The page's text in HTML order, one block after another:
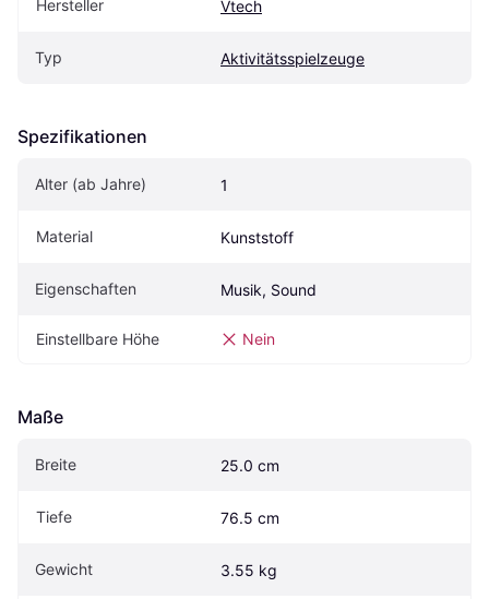
Hersteller Vtech
Typ Aktivitätsspielzeuge
Spezifikationen
Alter (ab Jahre) 1
Material Kunststoff
Eigenschaften Musik, Sound
Einstellbare Höhe Nein
Maße
Breite 25.0 cm
Tiefe 76.5 cm
Gewicht 3.55 kg